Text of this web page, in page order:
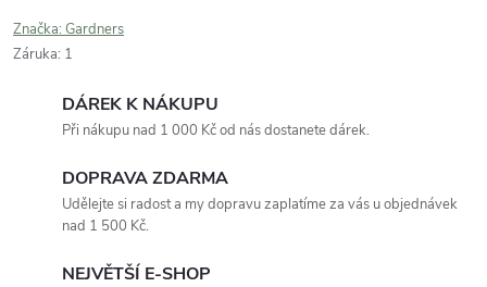
Značka: Gardners
Záruka: 1
DÁREK K NÁKUPU
Při nákupu nad 1 000 Kč od nás dostanete dárek.
DOPRAVA ZDARMA
Udělejte si radost a my dopravu zaplatíme za vás u objednávek
nad 1 500 Kč.
NEJVĚTŠÍ E-SHOP